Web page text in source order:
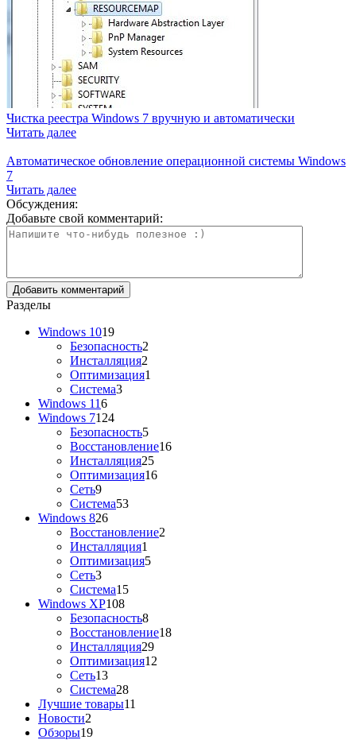
Чистка реестра Windows 7 вручную и автоматически
Читать далее
Автоматическое обновление операционной системы Windows
7
Читать далее
Обсуждения:
Добавьте свой комментарий:
Разделы
Windows 1019
Безопасность2
Инсталляция2
Оптимизация1
Система3
Windows 116
Windows 7124
Безопасность5
Восстановление16
Инсталляция25
Оптимизация16
Сеть9
Система53
Windows 826
Восстановление2
Инсталляция1
Оптимизация5
Сеть3
Система15
Windows XP108
Безопасность8
Восстановление18
Инсталляция29
Оптимизация12
Сеть13
Система28
Лучшие товары11
Новости2
Обзоры19